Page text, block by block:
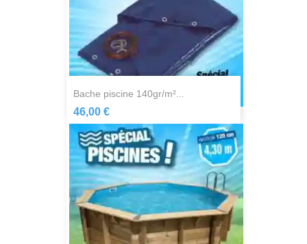
bache piscine 140gr/m²...
46,00 €